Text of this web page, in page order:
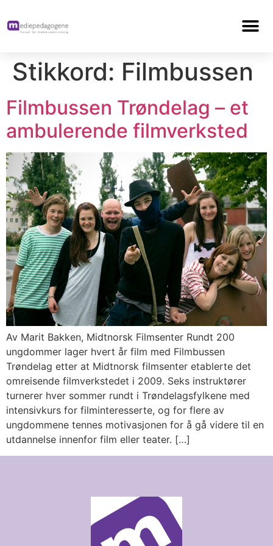
Stikkord: Filmbussen
Filmbussen Trøndelag – et
ambulerende filmverksted
Av Marit Bakken, Midtnorsk Filmsenter Rundt 200
ungdommer lager hvert år film med Filmbussen
Trøndelag etter at Midtnorsk filmsenter etablerte det
omreisende filmverkstedet i 2009. Seks instruktører
turnerer hver sommer rundt i Trøndelagsfylkene med
intensivkurs for filminteresserte, og for flere av
ungdommene tennes motivasjonen for å gå videre til en
utdannelse innenfor film eller teater. […]